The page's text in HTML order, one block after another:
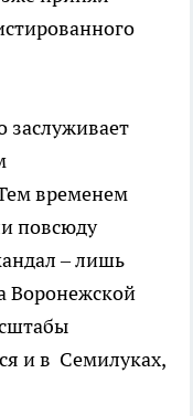
временем
повсюду
– лишь
Воронежской
и в Семилуках,